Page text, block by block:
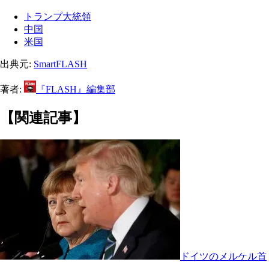
トランプ大統領
中国
米国
出典元: SmartFLASH
著者: 『FLASH』編集部
【関連記事】
ドイツのメルケル首